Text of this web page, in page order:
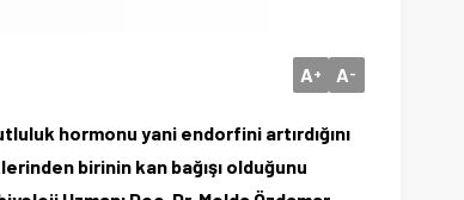
A+ A-
hormonu yani endorfini artırdığını
birinin kan bağışı olduğunu